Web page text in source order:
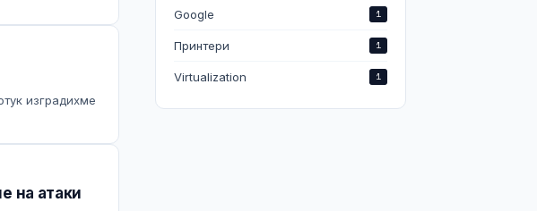
изградихме
на атаки
Google 1
Принтери 1
Virtualization 1